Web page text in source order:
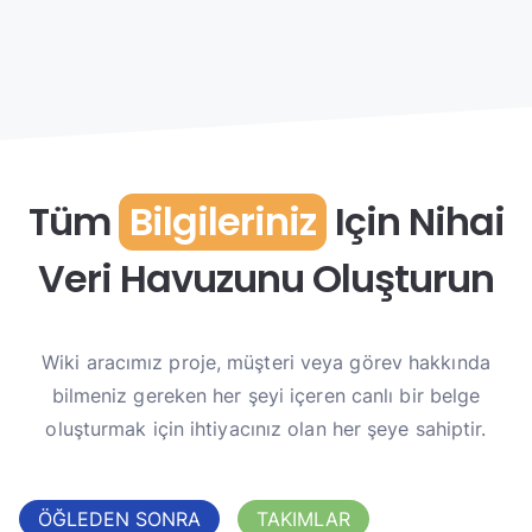
Tüm Bilgileriniz Için Nihai
Veri Havuzunu Oluşturun
Wiki aracımız proje, müşteri veya görev hakkında
bilmeniz gereken her şeyi içeren canlı bir belge
oluşturmak için ihtiyacınız olan her şeye sahiptir.
ÖĞLEDEN SONRA TAKIMLAR